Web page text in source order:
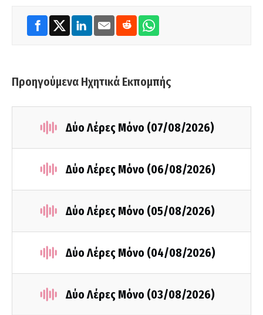
Προηγούμενα Ηχητικά Εκπομπής
Δύο Λέρες Μόνο (07/08/2026)
Δύο Λέρες Μόνο (06/08/2026)
Δύο Λέρες Μόνο (05/08/2026)
Δύο Λέρες Μόνο (04/08/2026)
Δύο Λέρες Μόνο (03/08/2026)